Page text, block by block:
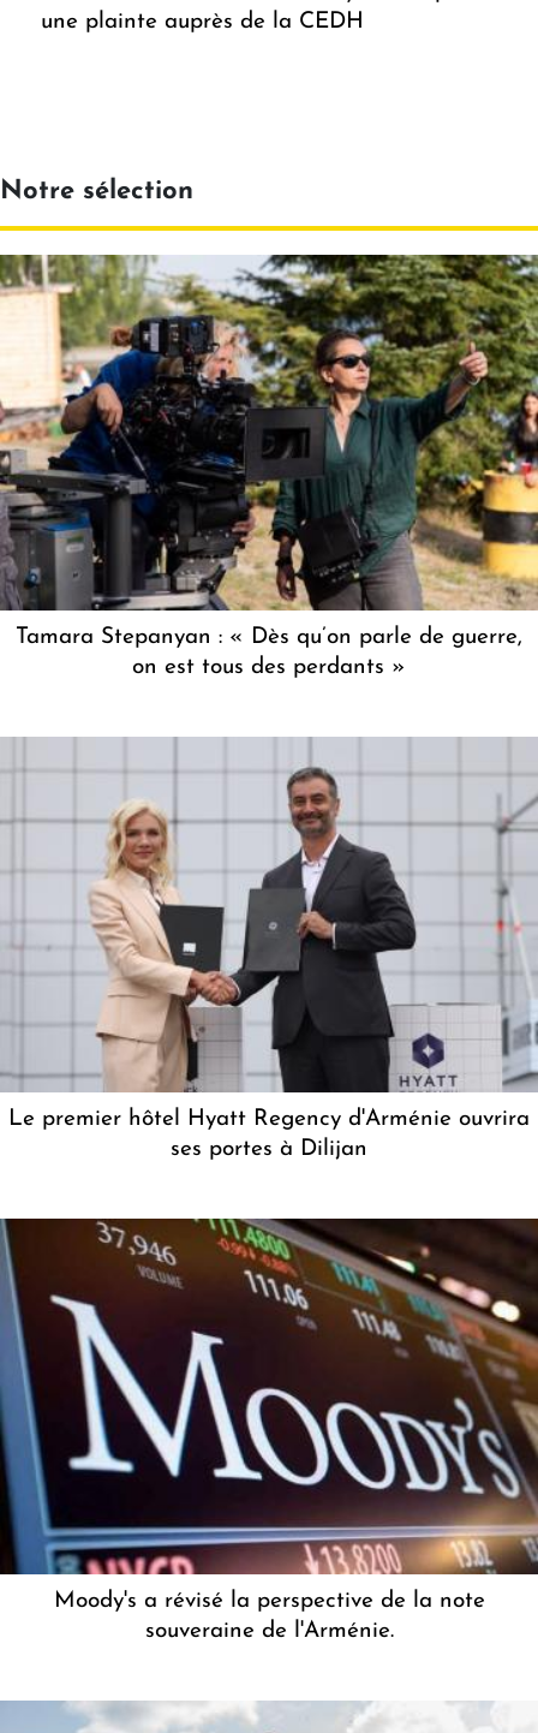
une plainte auprès de la CEDH
Notre sélection
Tamara Stepanyan : « Dès qu’on parle de guerre,
on est tous des perdants »
Le premier hôtel Hyatt Regency d'Arménie ouvrira
ses portes à Dilijan
Moody's a révisé la perspective de la note
souveraine de l'Arménie.